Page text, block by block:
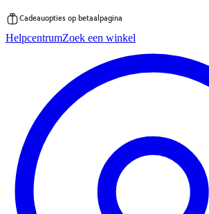
direct
Cadeauopties op betaalpagina
HelpcentrumZoek een winkel